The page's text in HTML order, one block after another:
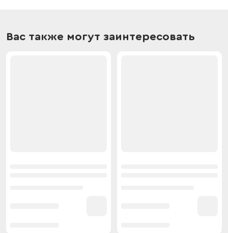
Вас также могут заинтересовать